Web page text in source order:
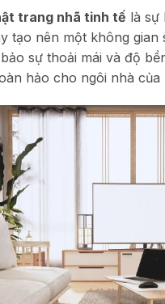
trang nhã tinh tế là sự
tạo nên một không
sự thoải mái và độ
hảo cho ngôi nhà của